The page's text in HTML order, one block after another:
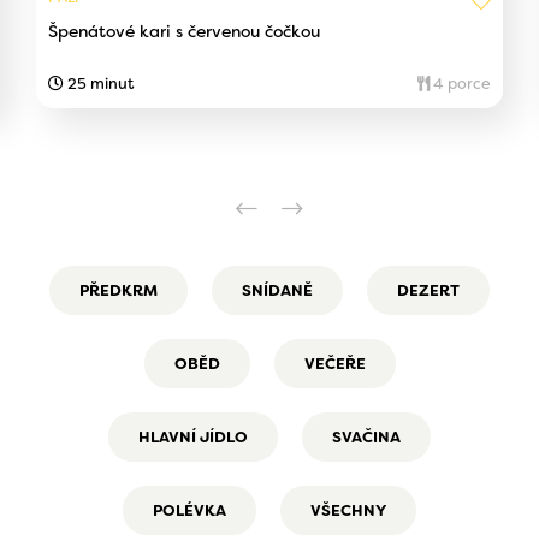
Špenátové kari s červenou čočkou
25 minut 4 porce
PŘEDKRM SNÍDANĚ DEZERT
OBĚD VEČEŘE
HLAVNÍ JÍDLO SVAČINA
POLÉVKA VŠECHNY